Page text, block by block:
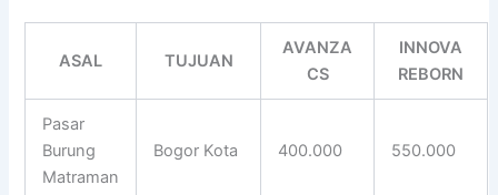
ASAL TUJUAN
AVANZA
CS
INNOVA
REBORN
Pasar
Burung
Matraman
Bogor Kota 400.000 550.000